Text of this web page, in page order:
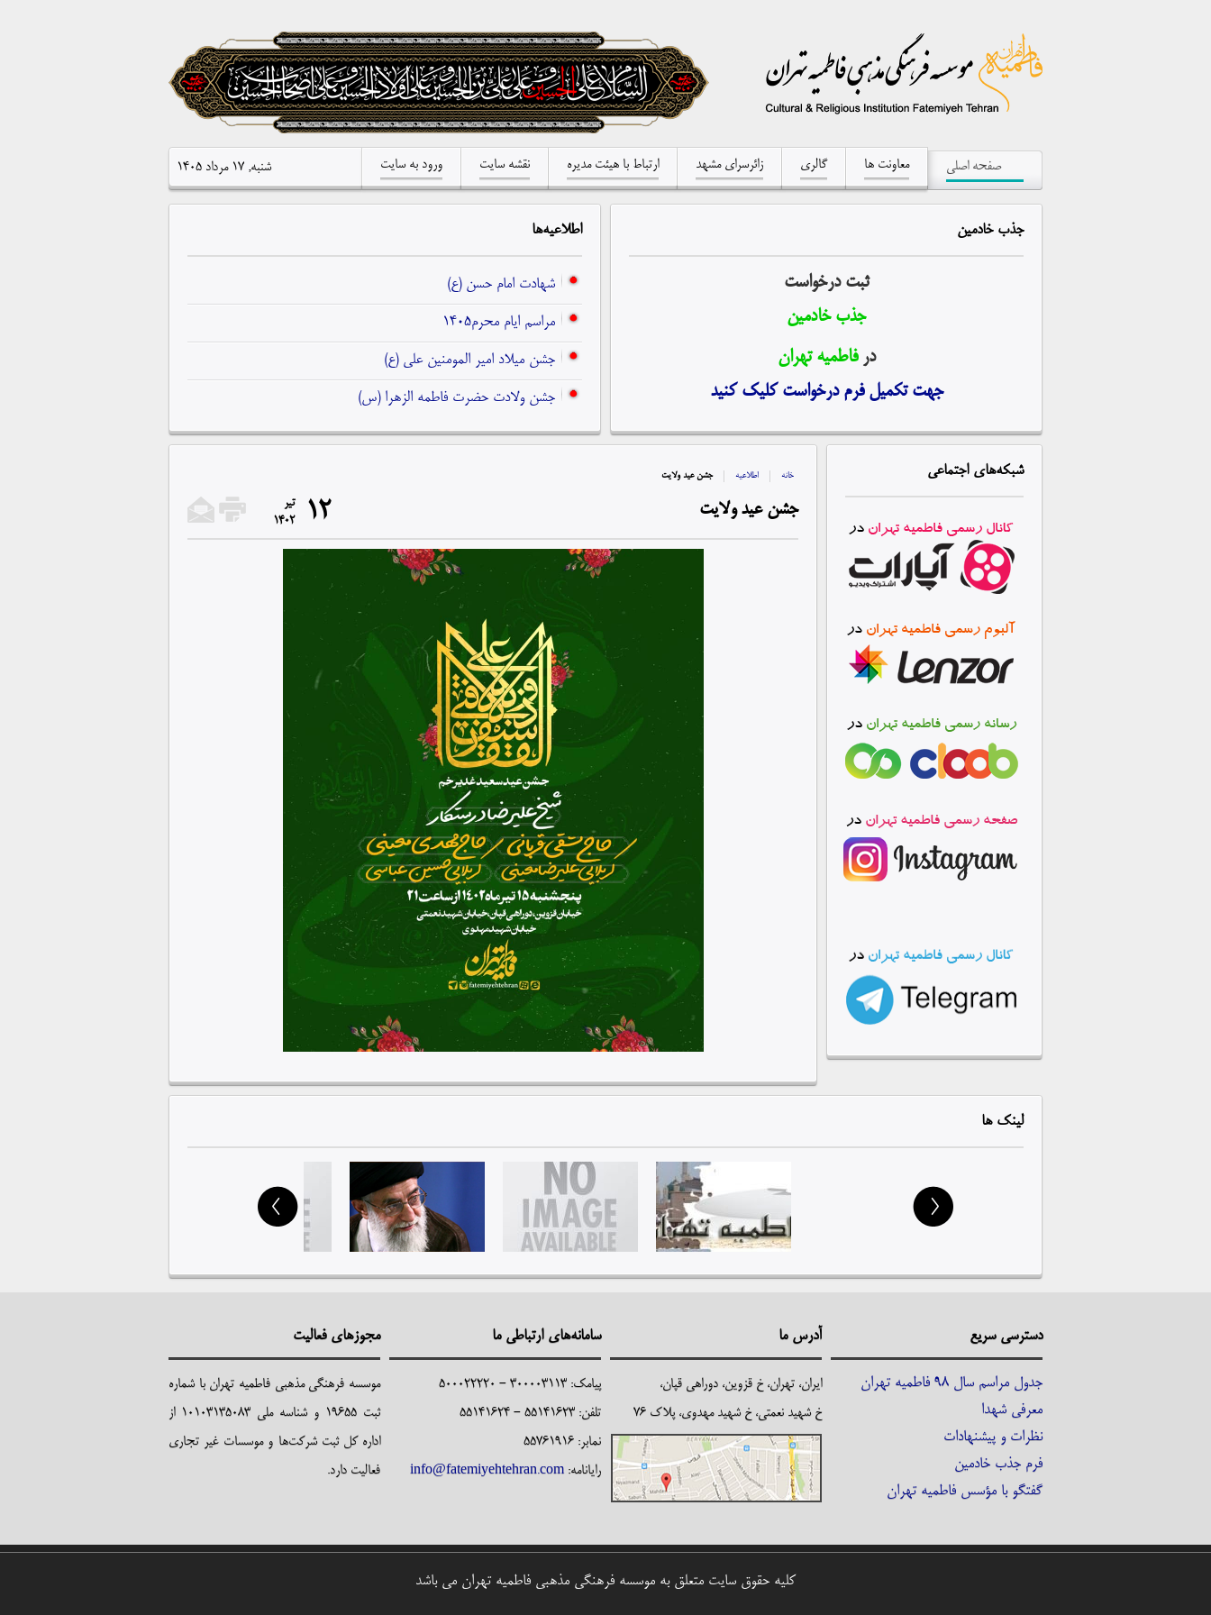
صفحه اصلی معاونت ها گالری زائرسرای مشهد ارتباط با هیئت مدیره نقشه سایت ورود به سایت شنبه, ۱۷ مرداد ۱۴۰۵
جذب خادمین
ثبت درخواست
جذب خادمین
درفاطمیه تهران
جهت تکمیل فرم درخواست کلیک کنید
اطلاعیه‌ها
شهادت امام حسن (ع)
مراسم ایام محرم1405
جشن میلاد امیر المومنین علی (ع)
جشن ولادت حضرت فاطمه الزهرا (س)
خانه اطلاعیه جشن عید ولایت
12
تیر
1402
جشن عید ولایت
شبکه‌های اجتماعی
لینک ها
دسترسی سریع
جدول مراسم سال 98 فاطمیه تهران
معرفی شهدا
نظرات و پیشنهادات
فرم جذب خادمین
گفتگو با مؤسس فاطمیه تهران
آدرس ما
ایران، تهران، خ قزوین، دوراهی قپان،
خ شهید نعمتی، خ شهید مهدوی، پلاک 76
سامانه‌های ارتباطی ما
پیامک: 300003113 - 500022220
تلفن: 55141623 - 55141624
نمابر: 55761916
رایانامه: info@fatemiyehtehran.com
مجوزهای فعالیت
موسسه فرهنگی مذهبی فاطمیه تهران با شماره
ثبت 19655 و شناسه ملی 10103135083 از
اداره کل ثبت شرکت‌ها و موسسات غیر تجاری
فعالیت دارد.
کلیه حقوق سایت متعلق به موسسه فرهنگی مذهبی فاطمیه تهران می باشد